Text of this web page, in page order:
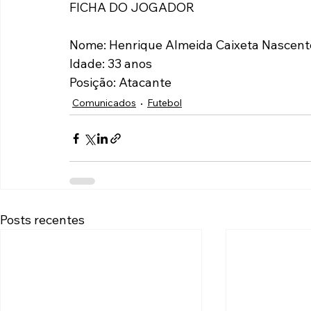
FICHA DO JOGADOR
Nome: Henrique Almeida Caixeta
Idade: 33 anos
Posição: Atacante
Comunicados Futebol
Posts recentes